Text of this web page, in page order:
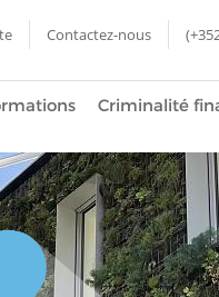
Contactez-nous
Criminalité